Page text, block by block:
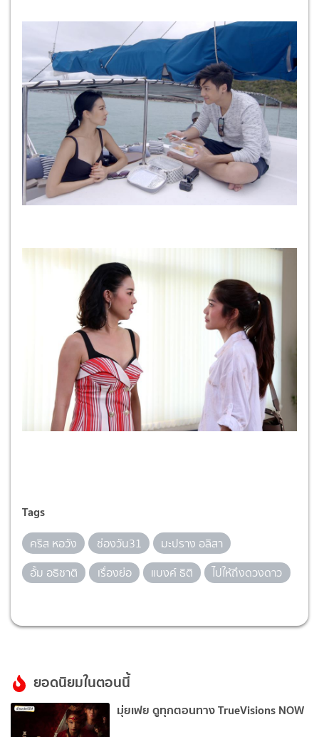
Tags
คริส หอวัง ช่องวัน31
มะปราง อลิสา
อั้ม อธิชาติ
เรื่องย่อ แบงค์ ธิติ ไปให้ถึงดวงดาว
ยอดนิยมในตอนนี้
มุ่ยเฟย ดูทุกตอนทาง TrueVisions NOW